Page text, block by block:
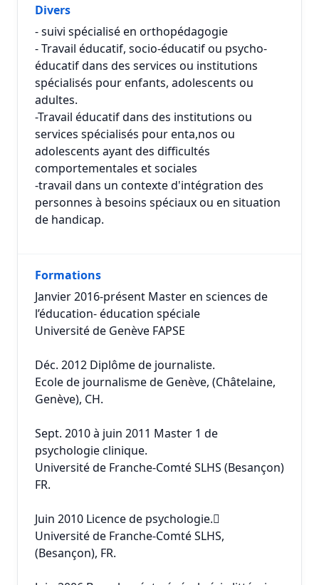
Divers
- suivi spécialisé en orthopédagogie
- Travail éducatif, socio-éducatif ou psycho-
éducatif dans des services ou institutions
spécialisés pour enfants, adolescents ou
adultes.
-Travail éducatif dans des institutions ou
services spécialisés pour enta,nos ou
adolescents ayant des difficultés
comportementales et sociales
-travail dans un contexte d'intégration des
personnes à besoins spéciaux ou en situation
de handicap.
Formations
Janvier 2016-présent Master en sciences de
l’éducation- éducation spéciale
Université de Genève FAPSE
Déc. 2012 Diplôme de journaliste.
Ecole de journalisme de Genève, (Châtelaine,
Genève), CH.
Sept. 2010 à juin 2011 Master 1 de
psychologie clinique.
Université de Franche-Comté SLHS (Besançon)
FR.
Juin 2010 Licence de psychologie.
Université de Franche-Comté SLHS,
(Besançon), FR.